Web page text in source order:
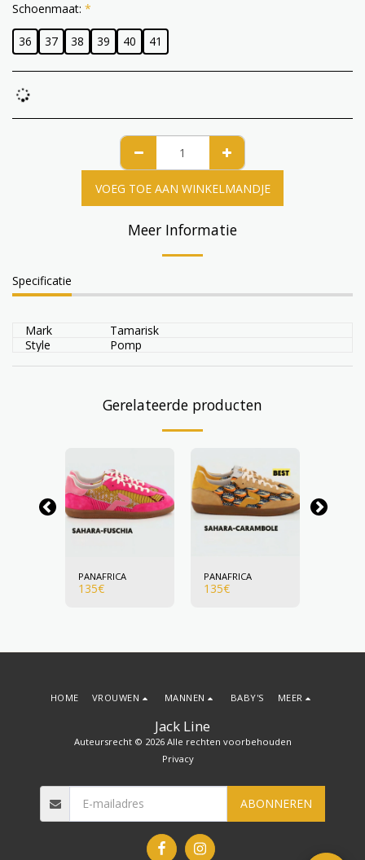
Schoenmaat: *
36 37 38 39 40 41
VOEG TOE AAN WINKELMANDJE
Meer Informatie
Specificatie
Mark
Tamarisk
Style
Pomp
Gerelateerde producten
PANAFRICA
135€
PANAFRICA
135€
Jack Line
Auteursrecht © 2026 Alle rechten voorbehouden
Privacy
HOME VROUWEN MANNEN BABY'S MEER
ABONNEREN